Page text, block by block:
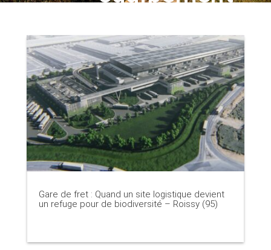
Gare de fret : Quand un site logistique devient
un refuge pour de biodiversité – Roissy (95)